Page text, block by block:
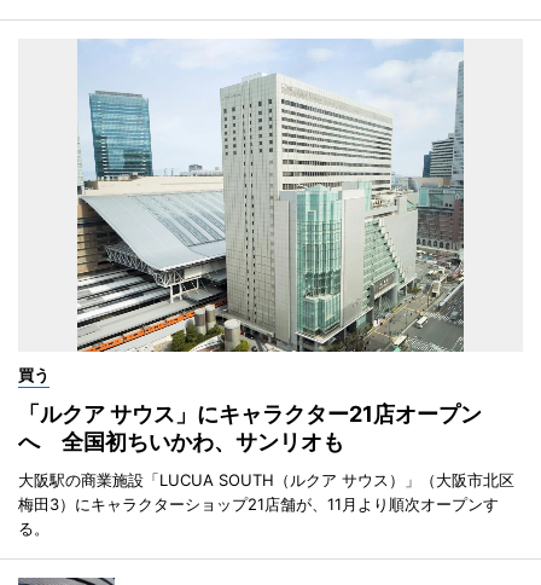
買う
「ルクア サウス」にキャラクター21店オープン
へ 全国初ちいかわ、サンリオも
大阪駅の商業施設「LUCUA SOUTH（ルクア サウス）」（大阪市北区
梅田3）にキャラクターショップ21店舗が、11月より順次オープンす
る。